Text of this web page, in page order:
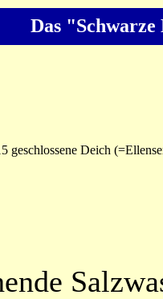
Das
geschlossene Deich